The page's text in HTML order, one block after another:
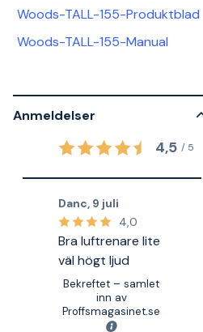
Woods-TALL-155-Produktblad
Woods-TALL-155-Manual
Anmeldelser
4,5 / 5
Danc, 9 juli
4,0
Bra luftrenare lite
väl högt ljud
Bekreftet – samlet
inn av
Proffsmagasinet.se